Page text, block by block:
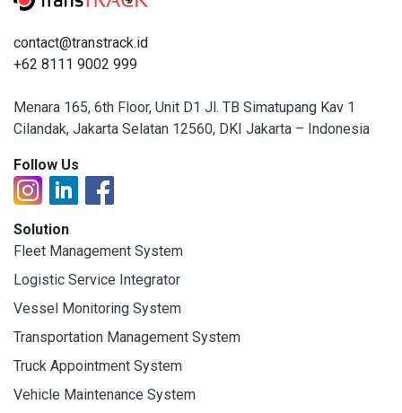
contact@transtrack.id
+62 8111 9002 999
Menara 165, 6th Floor, Unit D1 Jl. TB Simatupang Kav 1
Cilandak, Jakarta Selatan 12560, DKI Jakarta – Indonesia
Follow Us
Solution
Fleet Management System
Logistic Service Integrator
Vessel Monitoring System
Transportation Management System
Truck Appointment System
Vehicle Maintenance System